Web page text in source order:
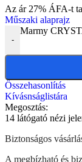
Az ár 27% ÁFA-t
Műszaki alaprajz
-
Marmy
Összehasonlítás
Kívásnságlistára
Megosztás:
14 látógató nézi
Biztonságos
A megbízható és